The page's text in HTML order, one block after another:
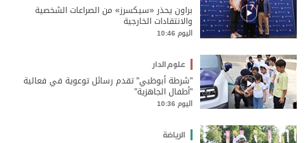
براون يحذر «سيكسرز» من الصراعات الشخصية
والانتقادات الخارجية
اليوم 10:46
علوم الدار
"شرطة أبوظبي" تقدم رسائل توعوية في فعالية
"أطفال الجاهزية"
اليوم 10:36
الرياضة